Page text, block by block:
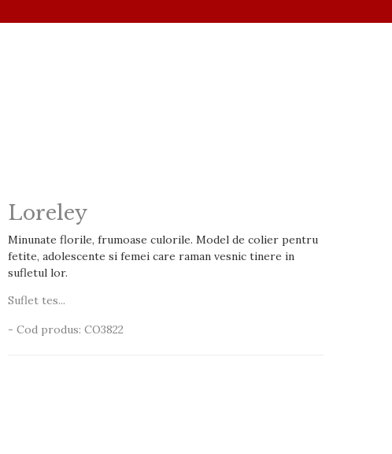
Loreley
Minunate florile, frumoase culorile. Model de colier pentru
fetite, adolescente si femei care raman vesnic tinere in
sufletul lor.
Suflet tes...
- Cod produs: CO3822